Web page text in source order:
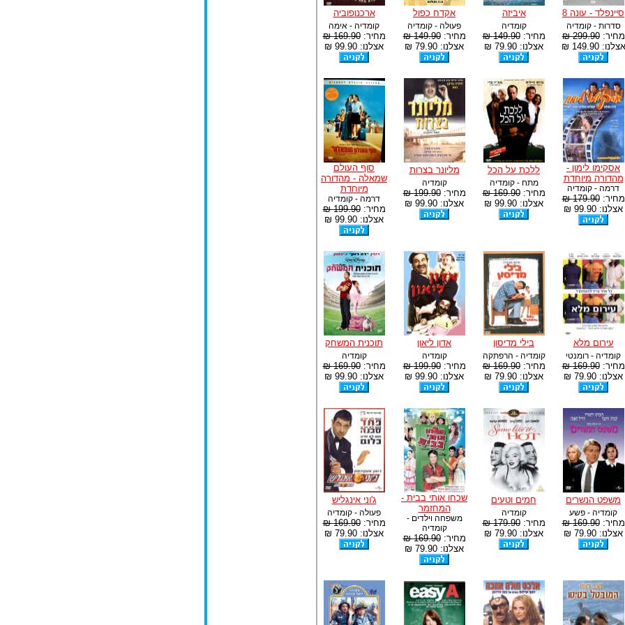
סיינפלד - עונה 8
סדרות - קומדיה
מחיר:299.90 ₪
אצלנו: 149.90 ₪
איביזה
קומדיה
מחיר:149.90 ₪
אצלנו: 79.90 ₪
אקדח כפול
פעולה - קומדיה
מחיר:149.90 ₪
אצלנו: 79.90 ₪
ארכנופוביה
קומדיה - אימה
מחיר:169.90 ₪
אצלנו: 99.90 ₪
אסקימו לימון -
מהדורה מיוחדת
דרמה - קומדיה
מחיר:179.90 ₪
אצלנו: 99.90 ₪
ללכת על הכל
מתח - קומדיה
מחיר:169.90 ₪
אצלנו: 99.90 ₪
מליונר בצרות
קומדיה
מחיר:199.90 ₪
אצלנו: 99.90 ₪
סוף העולם
שמאלה - מהדורה
מיוחדת
דרמה - קומדיה
מחיר:199.90 ₪
אצלנו: 99.90 ₪
עירום מלא
קומדיה - רומנטי
מחיר:169.90 ₪
אצלנו: 79.90 ₪
בילי מדיסון
קומדיה - הרפתקה
מחיר:169.90 ₪
אצלנו: 79.90 ₪
אדון ליאון
קומדיה
מחיר:199.90 ₪
אצלנו: 99.90 ₪
תוכנית המשחק
קומדיה
מחיר:169.90 ₪
אצלנו: 99.90 ₪
משפט הנשרים
קומדיה - פשע
מחיר:169.90 ₪
אצלנו: 79.90 ₪
חמים וטעים
קומדיה
מחיר:179.90 ₪
אצלנו: 79.90 ₪
שכחו אותי בבית -
המחזמר
משפחה וילדים -
קומדיה
מחיר:169.90 ₪
אצלנו: 79.90 ₪
ג'וני אינגליש
פעולה - קומדיה
מחיר:169.90 ₪
אצלנו: 79.90 ₪